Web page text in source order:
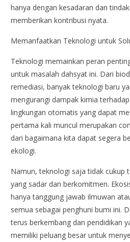
hanya dengan kesadaran dan
memberikan kontribusi nyata.
Memanfaatkan Teknologi untuk
Teknologi memainkan peran
untuk masalah dahsyat ini. Dari
remediasi, banyak teknologi baru
mengurangi dampak kimia
lingkungan otomatis yang dapat
pertama kali muncul merupakan
dari bagaimana kita dapat segera
ekologi.
Namun, teknologi saja tidak cukup
yang sadar dan berkomitmen.
hanya tanggung jawab ilmuwan
semua sebagai penghuni bumi ini.
terus berkembang dan pendidikan
memiliki peluang besar untuk